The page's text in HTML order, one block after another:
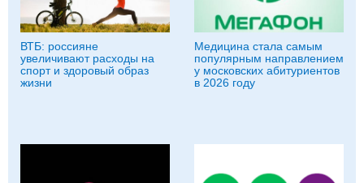
ВТБ: россияне
увеличивают расходы на
спорт и здоровый образ
жизни
Медицина стала самым
популярным направлением
у московских абитуриентов
в 2026 году